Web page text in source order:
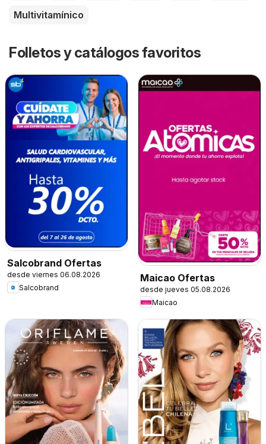
Multivitamínico
Folletos y catálogos favoritos
Salcobrand Ofertas
desde viernes 06.08.2026
Salcobrand
Maicao Ofertas
desde jueves 05.08.2026
Maicao